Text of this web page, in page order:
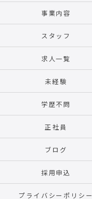
事業内容
スタッフ
求人一覧
未経験
学歴不問
正社員
ブログ
採用申込
プライバシーポリシー